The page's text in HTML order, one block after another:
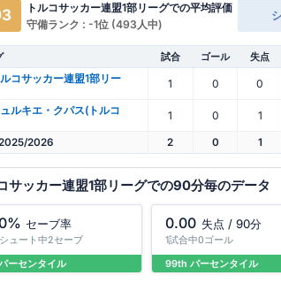
トルコサッカー連盟1部リーグでの平均評価
守備ランク : -1位 (493人中)
試合 ゴール 失点
ルコサッカー連盟1部リー
1 0 0
ルキエ・クパス(トルコ
1 0 1
2026 2 0 1
サッカー連盟1部リーグでの90分毎のデータ
セーブ率
ュート中2セーブ
ーセンタイル
0.00 失点 / 90分
1試合中0ゴール
99th パーセンタイル